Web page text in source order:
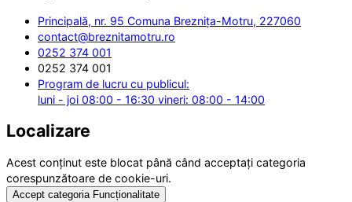
Principală, nr. 95 Comuna Breznița-Motru, 227060
contact@breznitamotru.ro
0252 374 001
0252 374 001
Program de lucru cu publicul:
luni - joi 08:00 - 16:30 vineri: 08:00 - 14:00
Localizare
Acest conținut este blocat până când acceptați categoria
corespunzătoare de cookie-uri.
Accept categoria Funcționalitate